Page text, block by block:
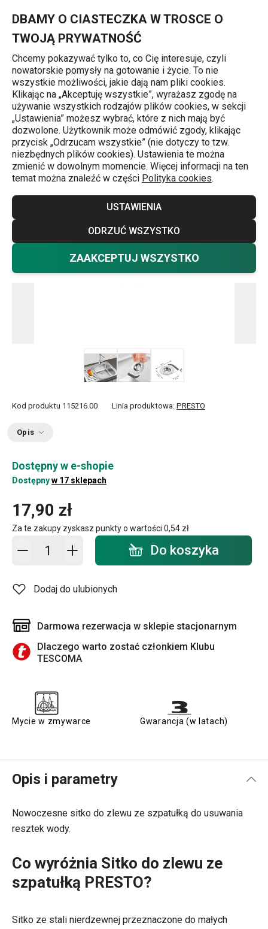
DBAMY O CIASTECZKA W TROSCE O
TWOJĄ PRYWATNOŚĆ
Chcemy pokazywać tylko to, co Cię interesuje, czyli
nowatorskie pomysły na gotowanie i życie. To nie
wszystkie możliwości, jakie dają nam pliki cookies.
Klikając na „Akceptuję wszystkie”, wyrażasz zgodę na
używanie wszystkich rodzajów plików cookies, w sekcji
„Ustawienia” możesz wybrać, które z nich mają być
dozwolone. Użytkownik może odmówić zgody, klikając
przycisk „Odrzucam wszystkie” (nie dotyczy to tzw.
niezbędnych plików cookies). Ustawienia te można
zmienić w dowolnym momencie. Więcej informacji na ten
temat można znaleźć w części Polityka cookies.
USTAWIENIA
ODRZUĆ WSZYSTKO
ZAAKCEPTUJ WSZYSTKO
Sitka, korki i podkładki do zlewu
Sitko do zlewu ze szpatułką PRESTO
9 x 7 cm, nierdzewne
Kod produktu 115216.00 Linia produktowa: PRESTO
Opis
Dostępny w e-shopie
Dostępnyw 17 sklepach
17,90 zł
Za te zakupy zyskasz punkty o wartości 0,54 zł
Dodaj do koszyka - ilość Do koszyka
Dodaj do ulubionych
Darmowa rezerwacja w sklepie stacjonarnym
Dlaczego warto zostać członkiem Klubu
TESCOMA
Mycie w zmywarce Gwarancja (w latach)
Opis i parametry
Nowoczesne sitko do zlewu ze szpatułką do usuwania
resztek wody.
Co wyróżnia Sitko do zlewu ze
szpatułką PRESTO?
Sitko ze stali nierdzewnej przeznaczone do małych